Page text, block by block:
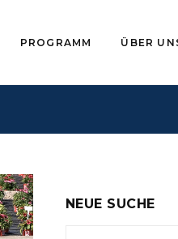
PROGRAMM ÜBER
NEUE SUCHE